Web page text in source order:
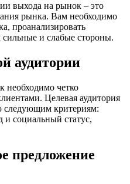
выхода на рынок – это
рынка. Вам необходимо
проанализировать
и слабые стороны.
аудитории
необходимо четко
Целевая аудитория
следующим критериям:
и социальный статус,
предложение